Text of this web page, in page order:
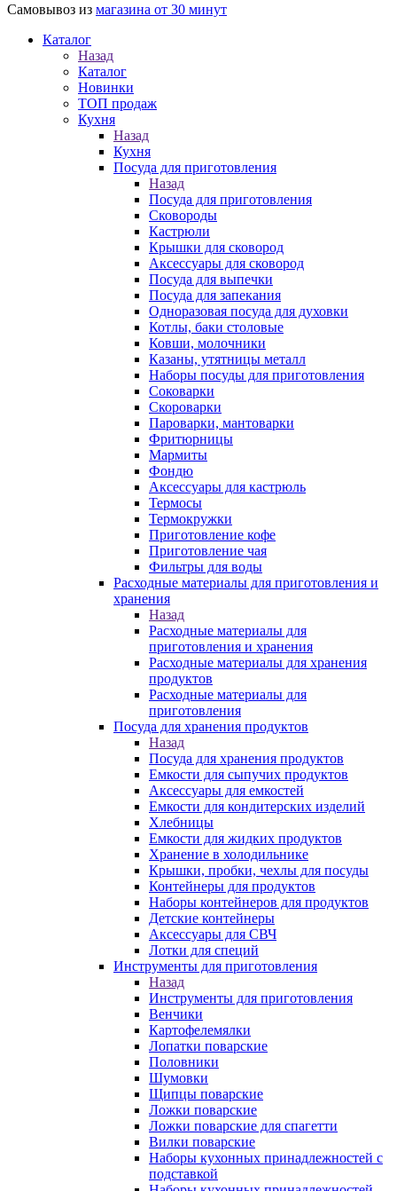
Самовывоз из магазина от 30 минут
Каталог
Назад
Каталог
Новинки
ТОП продаж
Кухня
Назад
Кухня
Посуда для приготовления
Назад
Посуда для приготовления
Сковороды
Кастрюли
Крышки для сковород
Аксессуары для сковород
Посуда для выпечки
Посуда для запекания
Одноразовая посуда для духовки
Котлы, баки столовые
Ковши, молочники
Казаны, утятницы металл
Наборы посуды для приготовления
Соковарки
Скороварки
Пароварки, мантоварки
Фритюрницы
Мармиты
Фондю
Аксессуары для кастрюль
Термосы
Термокружки
Приготовление кофе
Приготовление чая
Фильтры для воды
Расходные материалы для приготовления и
хранения
Назад
Расходные материалы для
приготовления и хранения
Расходные материалы для хранения
продуктов
Расходные материалы для
приготовления
Посуда для хранения продуктов
Назад
Посуда для хранения продуктов
Емкости для сыпучих продуктов
Аксессуары для емкостей
Емкости для кондитерских изделий
Хлебницы
Емкости для жидких продуктов
Хранение в холодильнике
Крышки, пробки, чехлы для посуды
Контейнеры для продуктов
Наборы контейнеров для продуктов
Детские контейнеры
Аксессуары для СВЧ
Лотки для специй
Инструменты для приготовления
Назад
Инструменты для приготовления
Венчики
Картофелемялки
Лопатки поварские
Половники
Шумовки
Щипцы поварские
Ложки поварские
Ложки поварские для спагетти
Вилки поварские
Наборы кухонных принадлежностей с
подставкой